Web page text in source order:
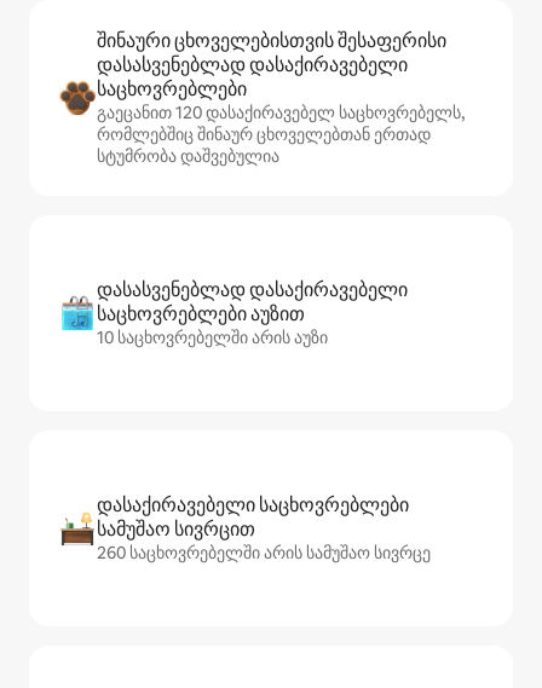
შინაური ცხოველებისთვის შესაფერისი
დასასვენებლად დასაქირავებელი
საცხოვრებლები
გაეცანით 120 დასაქირავებელ საცხოვრებელს,
რომლებშიც შინაურ ცხოველებთან ერთად
სტუმრობა დაშვებულია
დასასვენებლად დასაქირავებელი
საცხოვრებლები აუზით
10 საცხოვრებელში არის აუზი
დასაქირავებელი საცხოვრებლები
სამუშაო სივრცით
260 საცხოვრებელში არის სამუშაო სივრცე